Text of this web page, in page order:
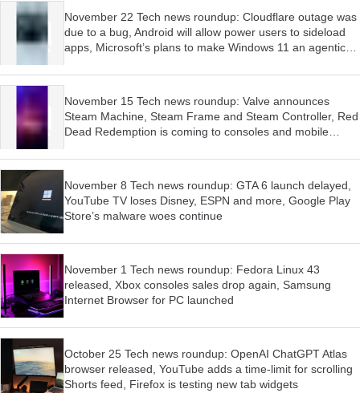
November 22 Tech news roundup: Cloudflare outage was
due to a bug, Android will allow power users to sideload
apps, Microsoft’s plans to make Windows 11 an agentic
November 15 Tech news roundup: Valve announces
Steam Machine, Steam Frame and Steam Controller, Red
Dead Redemption is coming to consoles and mobile
November 8 Tech news roundup: GTA 6 launch delayed,
YouTube TV loses Disney, ESPN and more, Google Play
Store’s malware woes continue
November 1 Tech news roundup: Fedora Linux 43
released, Xbox consoles sales drop again, Samsung
Internet Browser for PC launched
October 25 Tech news roundup: OpenAI ChatGPT Atlas
browser released, YouTube adds a time-limit for scrolling
Shorts feed, Firefox is testing new tab widgets